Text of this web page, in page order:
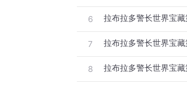
6 拉布拉多警长世界宝
7 拉布拉多警长世界宝
8 拉布拉多警长世界宝